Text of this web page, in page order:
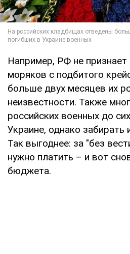
Например, РФ не признает
моряков с подбитого
больше двух месяцев их
неизвестности. Также
российских военных до
Украине, однако забирать
Так выгоднее: за "без
нужно платить – и вот
бюджета.